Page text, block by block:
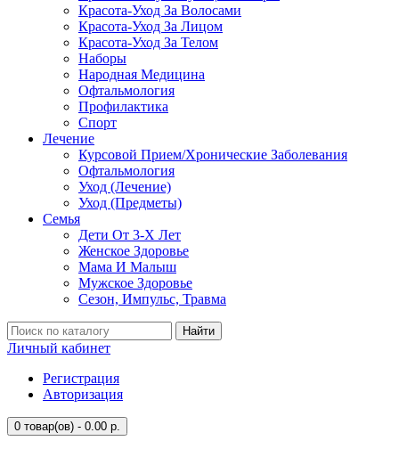
Красота-Уход За Волосами
Красота-Уход За Лицом
Красота-Уход За Телом
Наборы
Народная Медицина
Офтальмология
Профилактика
Спорт
Лечение
Курсовой Прием/Хронические Заболевания
Офтальмология
Уход (Лечение)
Уход (Предметы)
Семья
Дети От 3-Х Лет
Женское Здоровье
Мама И Малыш
Мужское Здоровье
Сезон, Импульс, Травма
Найти
Личный кабинет
Регистрация
Авторизация
0 товар(ов) - 0.00 р.